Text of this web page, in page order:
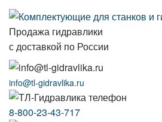
Продажа гидравлики
с доставкой по России
info@tl-gidravlika.ru
8-800-23-43-717